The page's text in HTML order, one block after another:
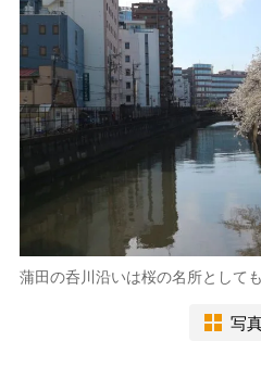
蒲田の呑川沿いは桜の名所として
写